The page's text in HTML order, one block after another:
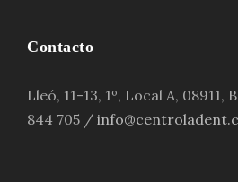
Contacto
Lleó, 11-13, 1º, Local A,
844 705 /